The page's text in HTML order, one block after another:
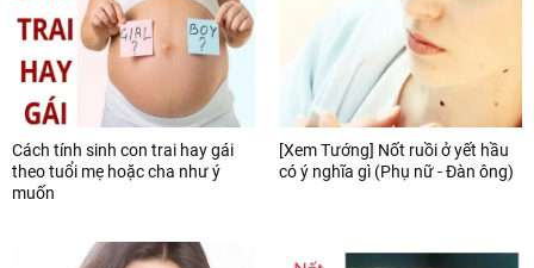
Cách tính sinh con trai hay gái
theo tuổi mẹ hoặc cha như ý
muốn
[Xem Tướng] Nốt ruồi ở yết hầu
có ý nghĩa gì (Phụ nữ - Đàn ông)